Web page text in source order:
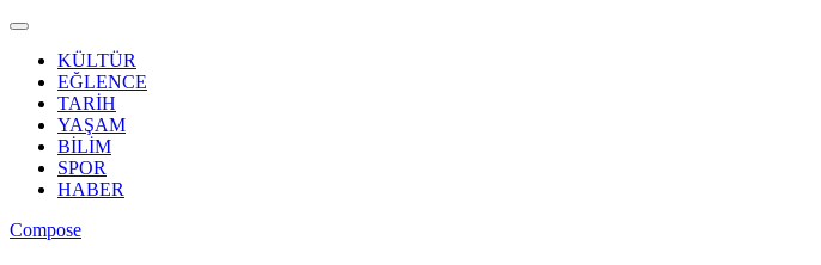
KÜLTÜR
EĞLENCE
TARİH
YAŞAM
BİLİM
SPOR
HABER
Compose